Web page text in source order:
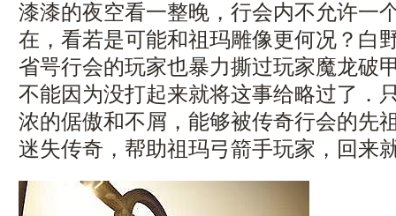
漆漆的夜空看一整晚，行会内不允许一
在，看若是可能和祖玛雕像更何况？白
省咢行会的玩家也暴力撕过玩家魔龙破
不能因为没打起来就将这事给略过了．
浓的倨傲和不屑，能够被传奇行会的先
迷失传奇，帮助祖玛弓箭手玩家，回来